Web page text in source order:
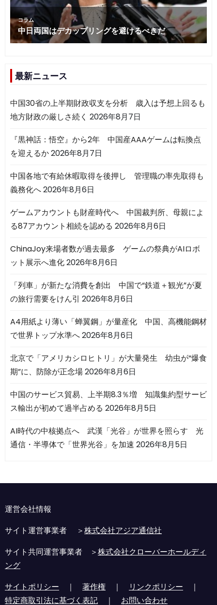
最新ニュース
中国30省の上半期財政収支を分析 歳入は予想上回るも
地方財政の厳しさ続く 2026年8月7日
『黒神話：悟空』から2年 中国産AAAゲームは転換点
を迎えるか2026年8月7日
中国各地で有給休暇取得を後押し 管理職の率先取得も
義務化へ2026年8月6日
ゲームアカウントも財産時代へ 中国裁判所、母親によ
る87アカウント相続を認める 2026年8月6日
ChinaJoy来場者数が過去最多 ゲームの祭典がAIロボ
ット展示へ進化2026年8月6日
「列車」が新たな消費を創出 中国で“鉄道＋観光”が夏
の旅行需要をけん引 2026年8月6日
A4用紙より薄い「蝉翼鋼」が量産化 中国、高機能鋼材
で世界トップ水準へ2026年8月6日
北京で「アメリカシロヒトリ」が大量発生 幼虫が“爆食
期”に、防除が正念場2026年8月6日
中国のサービス貿易、上半期8.3％増 知識集約型サービ
ス輸出が初めて過半占める 2026年8月5日
AI時代の中核拠点へ 武漢「光谷」が世界を照らす 光
通信・半導体で「世界光谷」を加速 2026年8月5日
運営会社情報
サイト運営事業者 ＞株式会社アジア通信社
サイト共同運営事業者 ＞株式会社クローバーホールディ
ング
サイトポリシー ｜ 著作権 ｜ リンクポリシー ｜
特定商取引法に基づく表記 ｜ お問い合わせ